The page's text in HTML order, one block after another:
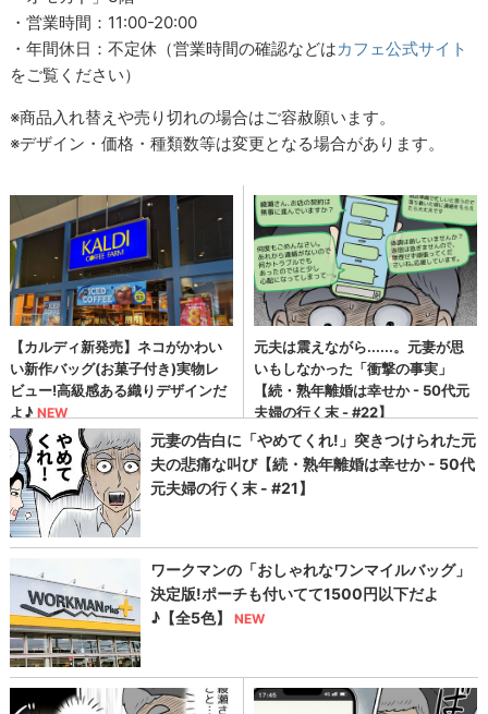
・営業時間：11:00-20:00
・年間休日：不定休（営業時間の確認などはカフェ公式サイト
をご覧ください）
※商品入れ替えや売り切れの場合はご容赦願います。
※デザイン・価格・種類数等は変更となる場合があります。